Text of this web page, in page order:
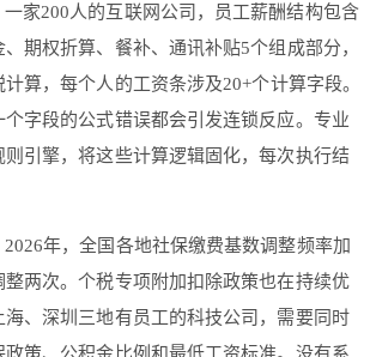
一家200人的互联网公司，员工薪酬结构包含
期权折算、餐补、通讯补贴5个组成部分，
算，每个人的工资条涉及20+个计算字段。
个字段的公式错误都会引发连锁反应。专业
引擎，将这些计算逻辑固化，每次执行结
2026年，全国各地社保缴费基数调整频率加
两次。个税专项附加扣除政策也在持续优
、深圳三地有员工的科技公司，需要同时
策、公积金比例和最低工资标准。没有系